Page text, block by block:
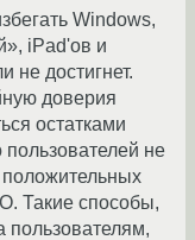
Windows,
iPad'ов и
не достигнет.
доверия
остатками
не
Такие способы,
пользователям,